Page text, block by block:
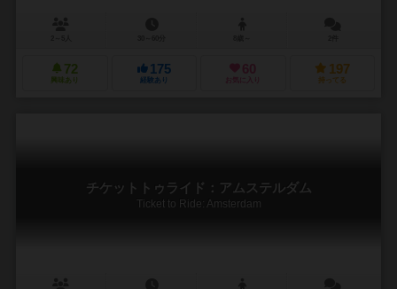
72
興味あり
175
経験あり
60
お気に入り
197
持ってる
チケットトゥライド：アムステルダム
Ticket to Ride: Amsterdam